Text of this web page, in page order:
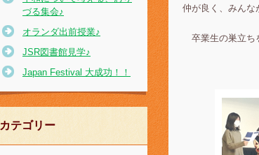
仲が良く、みんな
卒業生の巣立ち
づる集会♪
オランダ出前授業♪
JSR図書館見学♪
Japan Festival 大成功！！
カテゴリー